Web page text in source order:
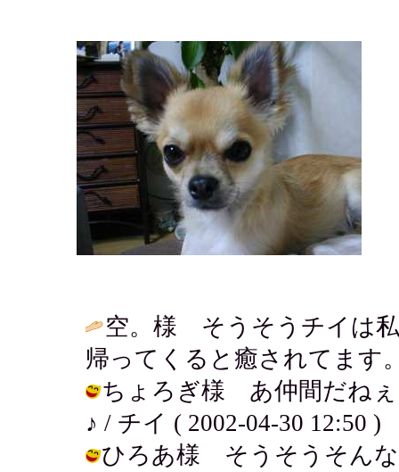
空。様 そうそうチイは
帰ってくると癒されてます
ちょろぎ様 あ仲間だねぇ
♪ / チイ ( 2002-04-30 12:50 )
ひろあ様 そうそうそんな